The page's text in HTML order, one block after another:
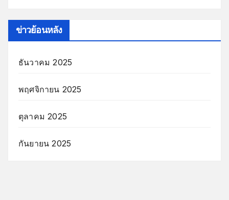
ข่าวย้อนหลัง
ธันวาคม 2025
พฤศจิกายน 2025
ตุลาคม 2025
กันยายน 2025